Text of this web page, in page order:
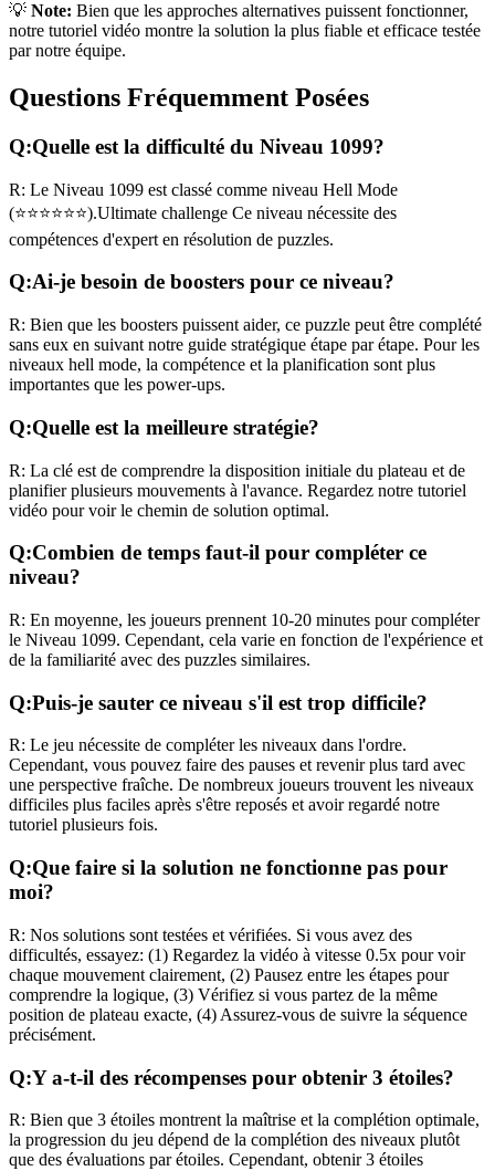
💡 Note: Bien que les approches alternatives puissent fonctionner,
notre tutoriel vidéo montre la solution la plus fiable et efficace testée
par notre équipe.
Questions Fréquemment Posées
Q:Quelle est la difficulté du Niveau 1099?
R: Le Niveau 1099 est classé comme niveau Hell Mode
(⭐⭐⭐⭐⭐⭐).Ultimate challenge Ce niveau nécessite des
compétences d'expert en résolution de puzzles.
Q:Ai-je besoin de boosters pour ce niveau?
R: Bien que les boosters puissent aider, ce puzzle peut être complété
sans eux en suivant notre guide stratégique étape par étape. Pour les
niveaux hell mode, la compétence et la planification sont plus
importantes que les power-ups.
Q:Quelle est la meilleure stratégie?
R: La clé est de comprendre la disposition initiale du plateau et de
planifier plusieurs mouvements à l'avance. Regardez notre tutoriel
vidéo pour voir le chemin de solution optimal.
Q:Combien de temps faut-il pour compléter ce
niveau?
R: En moyenne, les joueurs prennent 10-20 minutes pour compléter
le Niveau 1099. Cependant, cela varie en fonction de l'expérience et
de la familiarité avec des puzzles similaires.
Q:Puis-je sauter ce niveau s'il est trop difficile?
R: Le jeu nécessite de compléter les niveaux dans l'ordre.
Cependant, vous pouvez faire des pauses et revenir plus tard avec
une perspective fraîche. De nombreux joueurs trouvent les niveaux
difficiles plus faciles après s'être reposés et avoir regardé notre
tutoriel plusieurs fois.
Q:Que faire si la solution ne fonctionne pas pour
moi?
R: Nos solutions sont testées et vérifiées. Si vous avez des
difficultés, essayez: (1) Regardez la vidéo à vitesse 0.5x pour voir
chaque mouvement clairement, (2) Pausez entre les étapes pour
comprendre la logique, (3) Vérifiez si vous partez de la même
position de plateau exacte, (4) Assurez-vous de suivre la séquence
précisément.
Q:Y a-t-il des récompenses pour obtenir 3 étoiles?
R: Bien que 3 étoiles montrent la maîtrise et la complétion optimale,
la progression du jeu dépend de la complétion des niveaux plutôt
que des évaluations par étoiles. Cependant, obtenir 3 étoiles